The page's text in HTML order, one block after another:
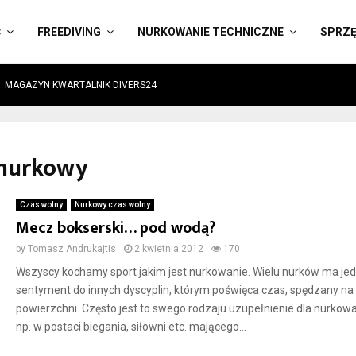
FREEDIVING NURKOWANIE TECHNICZNE
MAGAZYN KWARTALNIK DIVERS24
Czas wolny Nurkowy czas wolny
Mecz bokserski… pod wodą?
by Tomasz Andrukajtis 2 kwietnia 2012 170
Wszyscy kochamy sport jakim jest nurkowanie. Wielu nurków ma
sentyment do innych dyscyplin, którym poświęca czas, spędzany na
powierzchni. Często jest to swego rodzaju uzupełnienie dla
np. w postaci biegania, siłowni etc. mającego...